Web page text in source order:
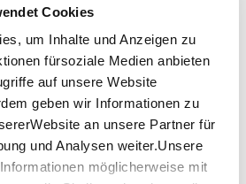
Cookies
um Inhalte und Anzeigen zu
fürsoziale Medien anbieten
auf unsere Website
geben wir Informationen zu
an unsere Partner für
und Analysen weiter.Unsere
möglicherweise mit
Öffnungszeiten von Google
Sindelfingen
1
1010